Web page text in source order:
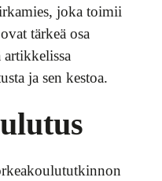
joka toimii
tärkeä osa
artikkelissa
ja sen kestoa.